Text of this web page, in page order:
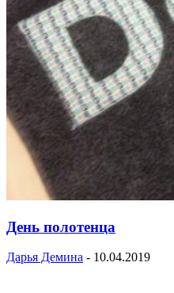
День полотенца
Дарья Демина - 10.04.2019